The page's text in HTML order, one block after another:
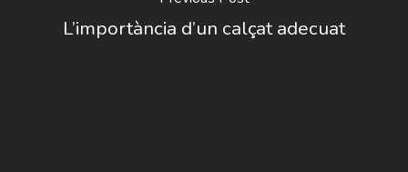
L’importància d’un calçat adecuat